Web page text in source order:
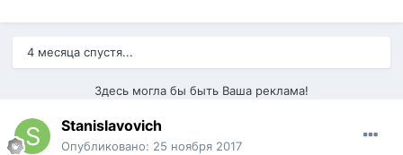
4 месяца спустя...
Здесь могла бы быть Ваша реклама!
Stanislavovich
Опубликовано: 25 ноября 2017